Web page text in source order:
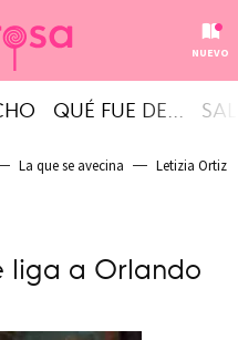
NUEVO
QUÉ FUE DE...
La que se avecina Letizia Ortiz
liga a Orlando